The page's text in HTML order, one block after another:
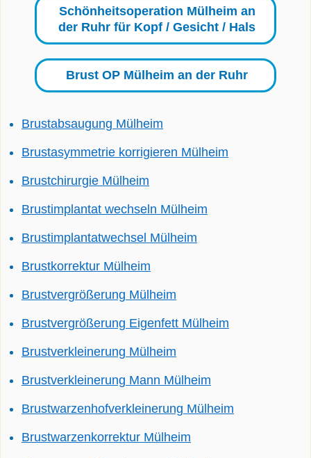
Schönheitsoperation Mülheim an
der Ruhr für Kopf / Gesicht / Hals
Brust OP Mülheim an der Ruhr
Brustabsaugung Mülheim
Brustasymmetrie korrigieren Mülheim
Brustchirurgie Mülheim
Brustimplantat wechseln Mülheim
Brustimplantatwechsel Mülheim
Brustkorrektur Mülheim
Brustvergrößerung Mülheim
Brustvergrößerung Eigenfett Mülheim
Brustverkleinerung Mülheim
Brustverkleinerung Mann Mülheim
Brustwarzenhofverkleinerung Mülheim
Brustwarzenkorrektur Mülheim